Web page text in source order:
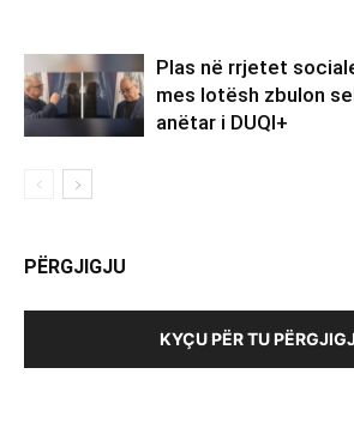
Plas në rrjetet
mes lotësh zbulon
anëtar i DUQI+
PËRGJIGJU
KYÇU PËR TU